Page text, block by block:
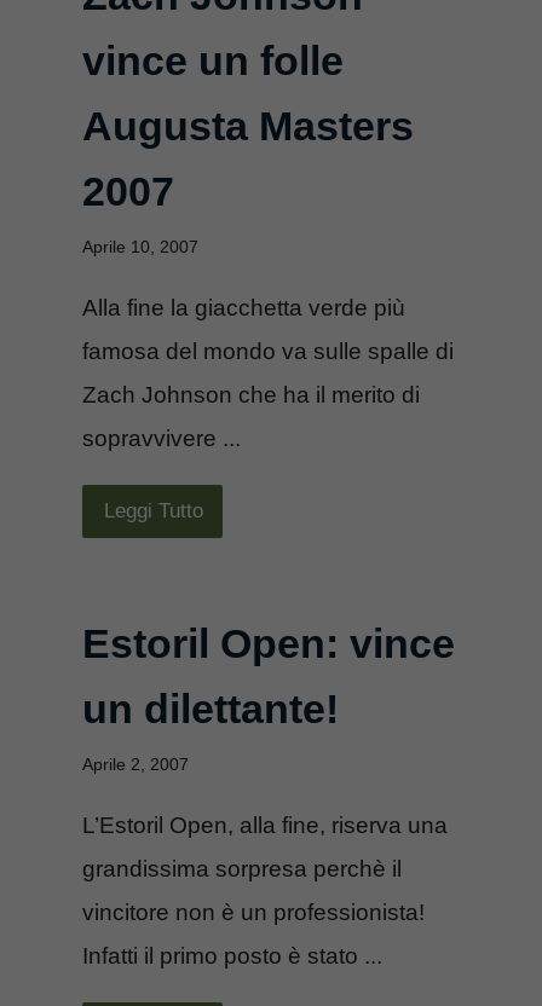
vince un folle
Augusta Masters
2007
Aprile 10, 2007
Alla fine la giacchetta verde più
famosa del mondo va sulle spalle di
Zach Johnson che ha il merito di
sopravvivere ...
Leggi Tutto
Estoril Open: vince
un dilettante!
Aprile 2, 2007
L’Estoril Open, alla fine, riserva una
grandissima sorpresa perchè il
vincitore non è un professionista!
Infatti il primo posto è stato ...